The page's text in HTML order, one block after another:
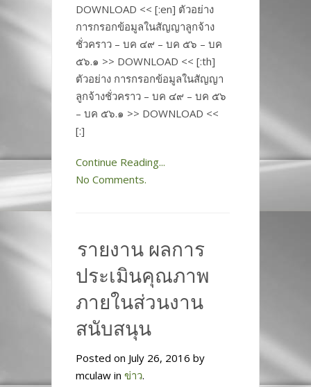
DOWNLOAD << [:en] ตัวอย่าง
การกรอกข้อมูลในสัญญาลูกจ้าง
ชั่วคราว – บค ๔๙ – บค ๕๖ – บค
๕๖.๑ >> DOWNLOAD << [:th]
ตัวอย่าง การกรอกข้อมูลในสัญญา
ลูกจ้างชั่วคราว – บค ๔๙ – บค ๕๖
– บค ๕๖.๑ >> DOWNLOAD <<
[:]
Continue Reading...
No Comments.
รายงาน ผลการ
ประเมินคุณภาพ
ภายในส่วนงาน
สนับสนุน
Posted on July 26, 2016 by
mculaw in ข่าว.